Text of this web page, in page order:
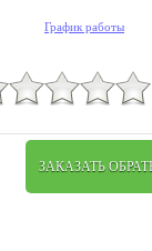
График работы
ЗАКАЗАТЬ